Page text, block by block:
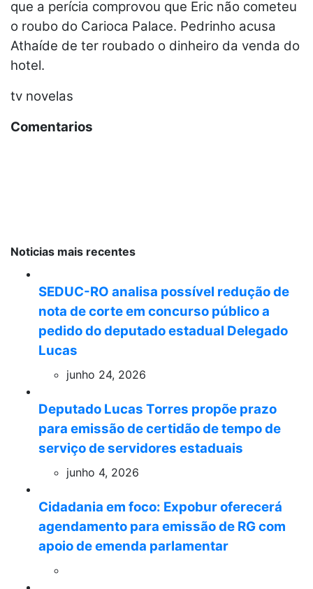
que a perícia comprovou que Eric não cometeu
o roubo do Carioca Palace. Pedrinho acusa
Athaíde de ter roubado o dinheiro da venda do
hotel.
tv novelas
Comentarios
Noticias mais recentes
SEDUC-RO analisa possível redução de
nota de corte em concurso público a
pedido do deputado estadual Delegado
Lucas
junho 24, 2026
Deputado Lucas Torres propõe prazo
para emissão de certidão de tempo de
serviço de servidores estaduais
junho 4, 2026
Cidadania em foco: Expobur oferecerá
agendamento para emissão de RG com
apoio de emenda parlamentar